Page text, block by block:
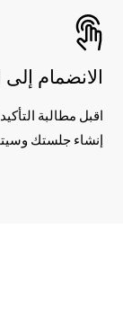
الانضمام
اقبل مطالبة
إنشاء جلستك